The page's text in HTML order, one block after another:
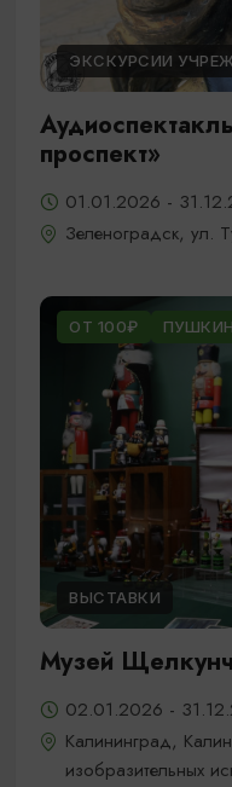
ЭКСКУРСИИ
проспект»
01.01.2026 -
Зеленоградск, ул.
ОТ 100₽
ВЫСТАВКИ
Музей
02.01.2026 -
Калининград,
изобразительных